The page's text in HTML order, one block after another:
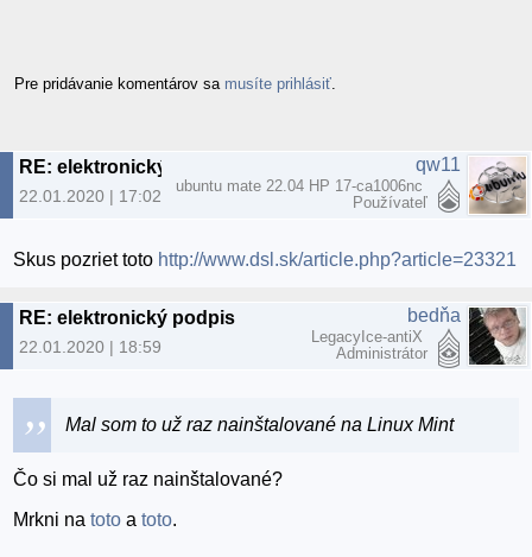
Pre pridávanie komentárov sa musíte prihlásiť
RE: elektronický podpis
22.01.2020 | 17:02
qw11
ubuntu mate 22.04 HP 17-ca1006nc
Používateľ
Skus pozriet toto http://www.dsl.sk/article.php?article=23321
RE: elektronický podpis
22.01.2020 | 18:59
bedňa
LegacyIce-antiX
Administrátor
Mal som to už raz nainštalované na Linux Mint
Čo si mal už raz nainštalované?
Mrkni natoto atoto.